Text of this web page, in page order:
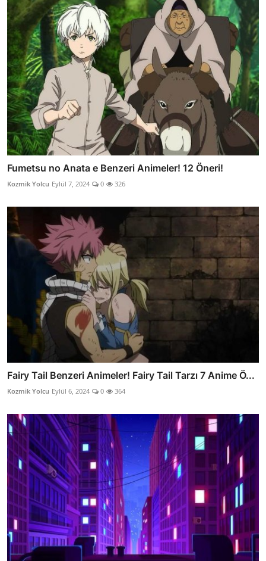
Fumetsu no Anata e Benzeri Animeler! 12 Öneri!
Kozmik Yolcu Eylül 7, 2024 0 326
Fairy Tail Benzeri Animeler! Fairy Tail Tarzı 7 Anime Ö...
Kozmik Yolcu Eylül 6, 2024 0 364